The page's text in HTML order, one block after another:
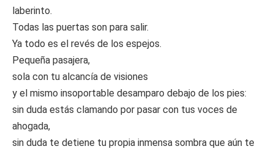
laberinto.
Todas las puertas son para salir.
Ya todo es el revés de los espejos.
Pequeña pasajera,
sola con tu alcancía de visiones
y el mismo insoportable desamparo debajo de los pies:
sin duda estás clamando por pasar con tus voces de
ahogada,
sin duda te detiene tu propia inmensa sombra que aún te